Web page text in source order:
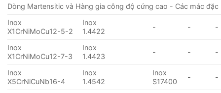
Dòng Martensitic và Hàng gia công độ cứng cao - Các mác đặc
Inox
X1CrNiMoCu12-5-2
Inox
1.4422
- - -
Inox
X1CrNiMoCu12-7-3
Inox
1.4423
- - -
Inox
X5CrNiCuNb16-4
Inox
1.4542
Inox
S17400
- -